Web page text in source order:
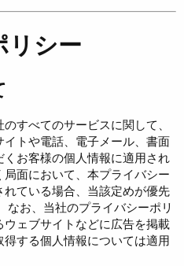
リシー
すべてのサービスに関して、
トや電話、電子メール、書面
お客様の個人情報に適用され
面において、本プライバシー
ている場合、当該定めが優先
なお、当社のプライバシーポリ
ェブサイトなどに広告を掲載
する個人情報については適用